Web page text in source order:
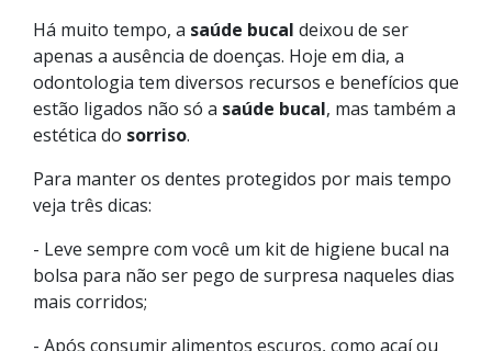
Há muito tempo, a saúde bucal deixou de ser
apenas a ausência de doenças. Hoje em dia, a
odontologia tem diversos recursos e benefícios que
estão ligados não só a saúde bucal, mas também a
estética do sorriso.
Para manter os dentes protegidos por mais tempo
veja três dicas:
- Leve sempre com você um kit de higiene bucal na
bolsa para não ser pego de surpresa naqueles dias
mais corridos;
- Após consumir alimentos escuros, como açaí ou